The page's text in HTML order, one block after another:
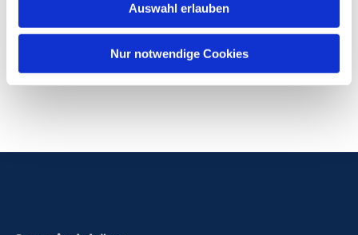
Auswahl erlauben
Nur notwendige Cookies